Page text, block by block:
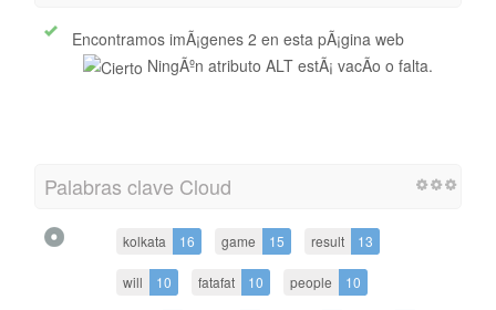
Encontramos imÃ¡genes 2 en esta pÃ¡gina web
NingÃºn atributo ALT estÃ¡ vacÃ­o o falta.
Palabras clave Cloud
kolkata 16 game 15 result 13
will 10 fatafat 10 people 10